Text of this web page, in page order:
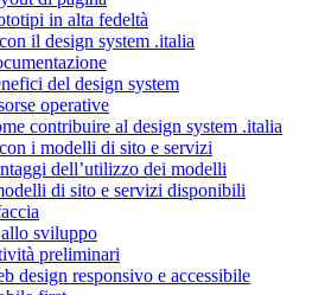
in alta fedeltà
il design system .italia
del design system
operative
contribuire al design system .italia
i modelli di sito e servizi
dell’utilizzo dei modelli
di sito e servizi disponibili
sviluppo
preliminari
design responsivo e accessibile